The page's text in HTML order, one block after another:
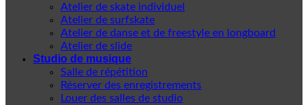
Atelier de skate individuel
Atelier de surfskate
Atelier de danse et de freestyle en longboard
Atelier de slide
Studio de musique
Salle de répétition
Réserver des enregistrements
Louer des salles de studio